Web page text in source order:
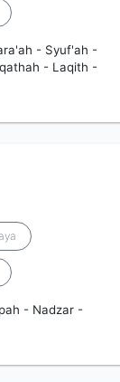
- Syuf'ah -
- Laqith -
- Nadzar -